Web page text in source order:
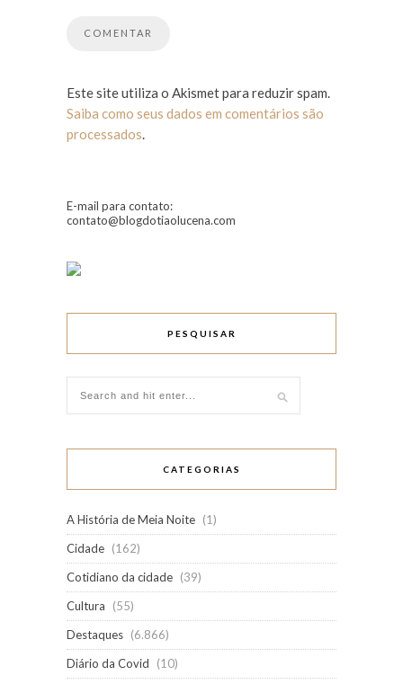
Este site utiliza o Akismet para reduzir spam.
Saiba como seus dados em comentários são
processados.
E-mail para contato:
contato@blogdotiaolucena.com
PESQUISAR
CATEGORIAS
A História de Meia Noite (1)
Cidade (162)
Cotidiano da cidade (39)
Cultura
(55)
Destaques (6.866)
Diário da Covid
(10)